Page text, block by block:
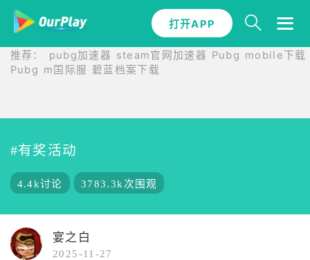
打开APP
推荐： pubg加速器 steam官网加速器 Pubg mobile下载
Pubg m国际服 碧蓝档案下载
打开APP
#有奖活动
4.4k讨论 3783.3k次围观
宴之白
2025-11-27